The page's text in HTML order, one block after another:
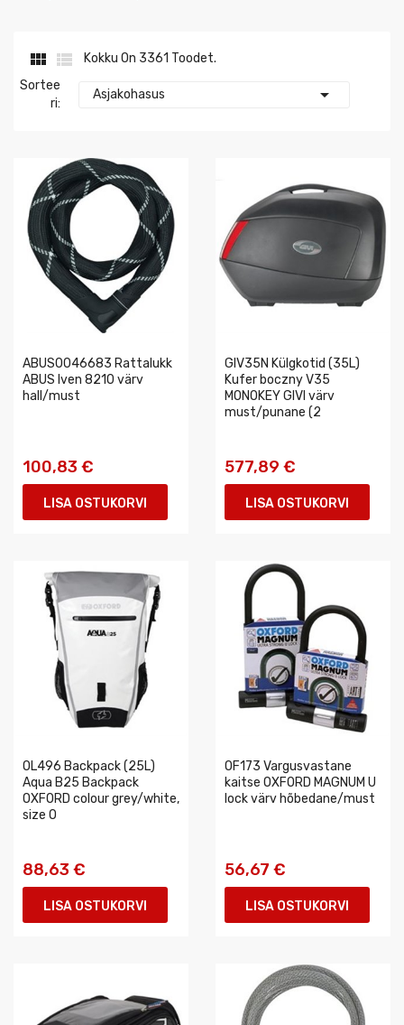
 
Kokku On 3361 Toodet.
Sortee
Ri:
Asjakohasus 
ABUS0046683 Rattalukk
ABUS Iven 8210 värv
hall/must
100,83 €
LISA OSTUKORVI
GIV35N Külgkotid (35L)
Kufer boczny V35
MONOKEY GIVI värv
must/punane (2
577,89 €
LISA OSTUKORVI
OL496 Backpack (25L)
Aqua B25 Backpack
OXFORD colour grey/white,
size O
88,63 €
LISA OSTUKORVI
OF173 Vargusvastane
kaitse OXFORD MAGNUM U
lock värv hõbedane/must
56,67 €
LISA OSTUKORVI